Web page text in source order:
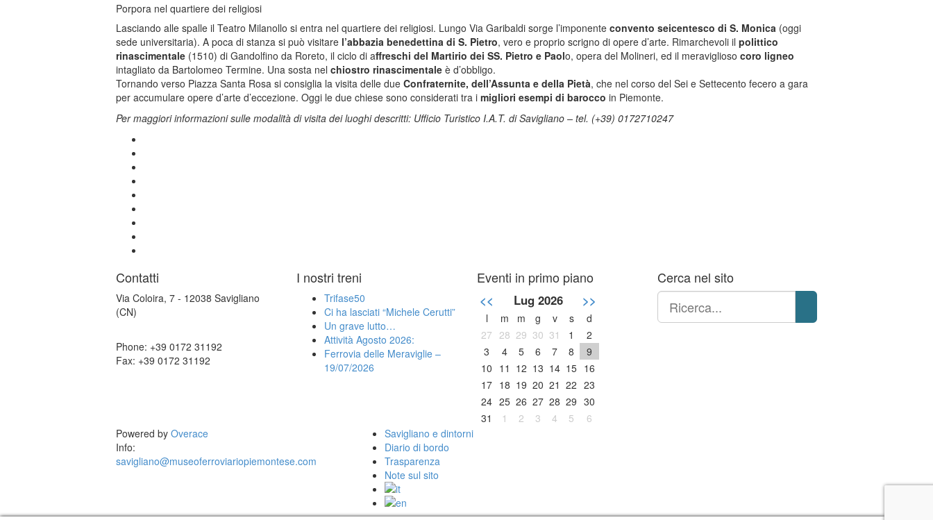
Porpora nel quartiere dei religiosi
Lasciando alle spalle il Teatro Milanollo si entra nel quartiere dei religiosi. Lungo Via Garibaldi sorge l’imponente convento seicentesco di S. Monica (oggi
sede universitaria). A poca di stanza si può visitare l’abbazia benedettina di S. Pietro, vero e proprio scrigno di opere d’arte. Rimarchevoli il polittico
rinascimentale (1510) di Gandolfino da Roreto, il ciclo di affreschi del Martirio dei SS. Pietro e Paolo, opera del Molineri, ed il meraviglioso coro ligneo
intagliato da Bartolomeo Termine. Una sosta nel chiostro rinascimentale è d’obbligo.
Tornando verso Piazza Santa Rosa si consiglia la visita delle due Confraternite, dell’Assunta e della Pietà, che nel corso del Sei e Settecento fecero a gara
per accumulare opere d’arte d’eccezione. Oggi le due chiese sono considerati tra i migliori esempi di barocco in Piemonte.
Per maggiori informazioni sulle modalità di visita dei luoghi descritti: Ufficio Turistico I.A.T. di Savigliano – tel. (+39) 0172710247
Contatti
Via Coloira, 7 - 12038 Savigliano
(CN)
Phone: +39 0172 31192
Fax: +39 0172 31192
I nostri treni
Trifase50
Ci ha lasciati “Michele Cerutti”
Un grave lutto…
Attività Agosto 2026:
Ferrovia delle Meraviglie –
19/07/2026
Eventi in primo piano
<< Lug 2026 >>
l m m g v s
d
27 28 29 30 31 1
2
3
4 5 6 7 8
9
10 11 12 13 14 15 16
17 18 19 20 21 22 23
24 25 26 27 28 29 30
31
1 2 3 4 5 6
Cerca nel sito
Powered by Overace
Info:
savigliano@museoferroviariopiemontese.com
Savigliano e dintorni
Diario di bordo
Trasparenza
Note sul sito